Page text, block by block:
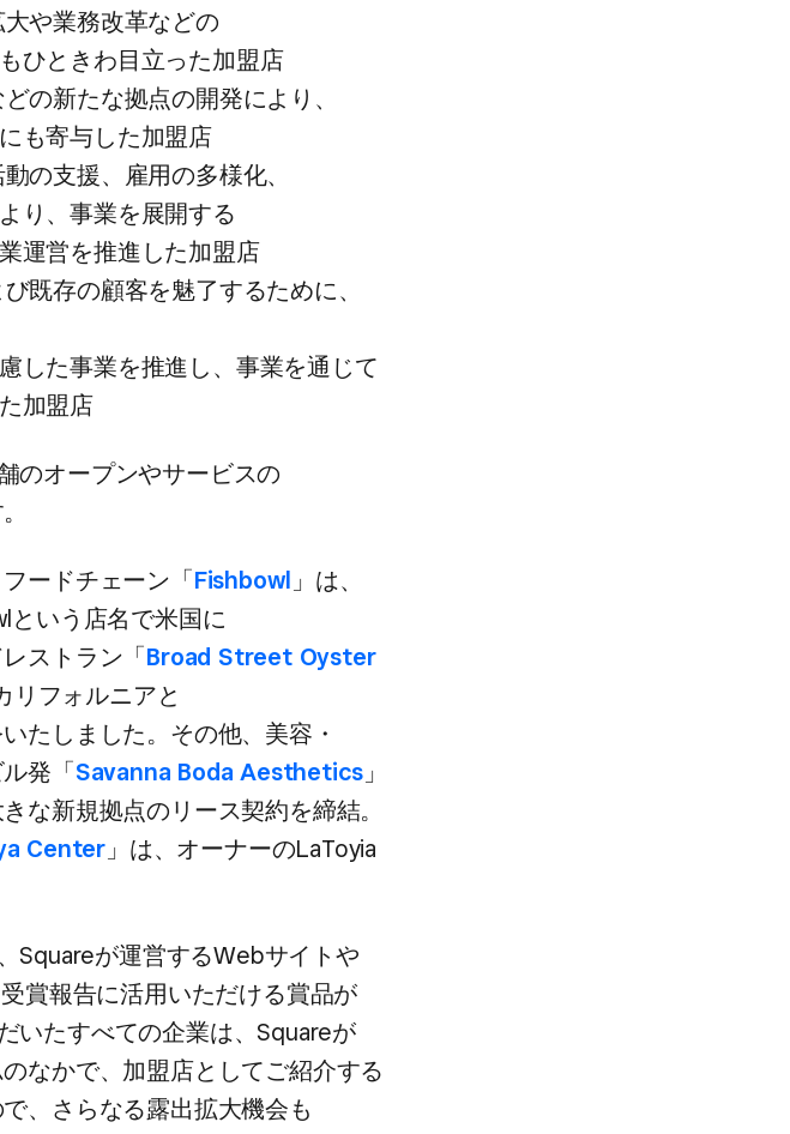
や​業務改革などの​
ひときわ目立った​加盟店
の​新たな​拠点の​開発に​より、​
も​寄与した​加盟店
の​支援、​雇用の​多様化、​
り、​事業を​展開する​
運営を​推進した​加盟店
既存の​顧客を​魅了する​ために、​
した​事業を​推進し、​事業を​通じて​
加盟店
の​オープンや​サービスの​
ードチェーン​「Fishbowl 」は、​
と​いう​店名で​米国に​
ストラン​「Broad Street Oyster
リフォルニアと​
たしました。​その他、​美容・​
発​「Savanna Boda Aesthetics 」
な​新規拠点の​リース契約を​締結。​
Center 」は、​オーナーの​LaToyia
​Squareが​運営する​Webサイトや​
賞報告に​活用いただける​賞品が​
いた​すべての​企業は、​Squareが​
なかで、​加盟店と​して​ご紹介する​
、​さらなる​露出拡大機会も​